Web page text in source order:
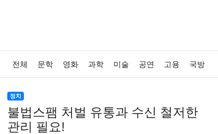
전체 문학 영화 과학 미술 공연 고용 국방
법률
보건 질병 가요 방송 일상 주식 암호화폐
정치
불법스팸 처벌 유통과 수신 철저한
관리 필요!